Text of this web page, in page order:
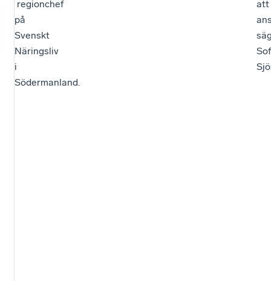
regionchef
på
Svenskt
Näringsliv
i
Södermanland.
att